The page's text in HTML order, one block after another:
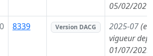
05/02/2026)
8339 Version DACG 2025-07(en
vigueur
01/07/2025,